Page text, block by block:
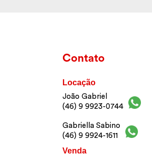
Contato
Locação
João Gabriel
(46) 9 9923-0744
Gabriella Sabino
(46) 9 9924-1611
Venda